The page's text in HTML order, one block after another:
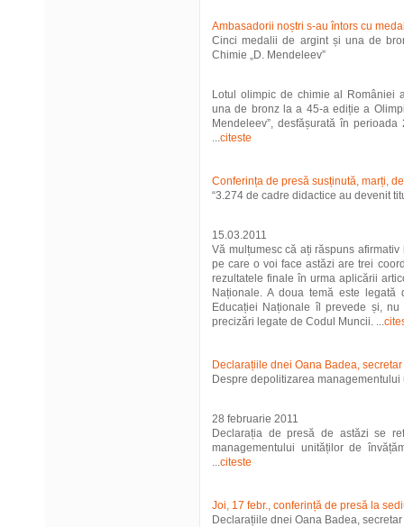
Ambasadorii noștri s-au întors cu
Cinci medalii de argint și una de
Chimie „D. Mendeleev”
Lotul olimpic de chimie al României
una de bronz la a 45-a ediție a
Mendeleev”, desfășurată în
...citeste
Conferința de presă susținută, marți,
“3.274 de cadre didactice au devenit
15.03.2011
Vă mulțumesc că ați răspuns
pe care o voi face astăzi are trei
rezultatele finale în urma aplicării
Naționale. A doua temă este
Educației Naționale îl prevede și,
precizări legate de Codul Muncii. ...
Declarațiile dnei Oana Badea,
Despre depolitizarea
28 februarie 2011
Declarația de presă de astăzi se
managementului unităților de
...citeste
Joi, 17 febr., conferință de presă la
Declarațiile dnei Oana Badea,